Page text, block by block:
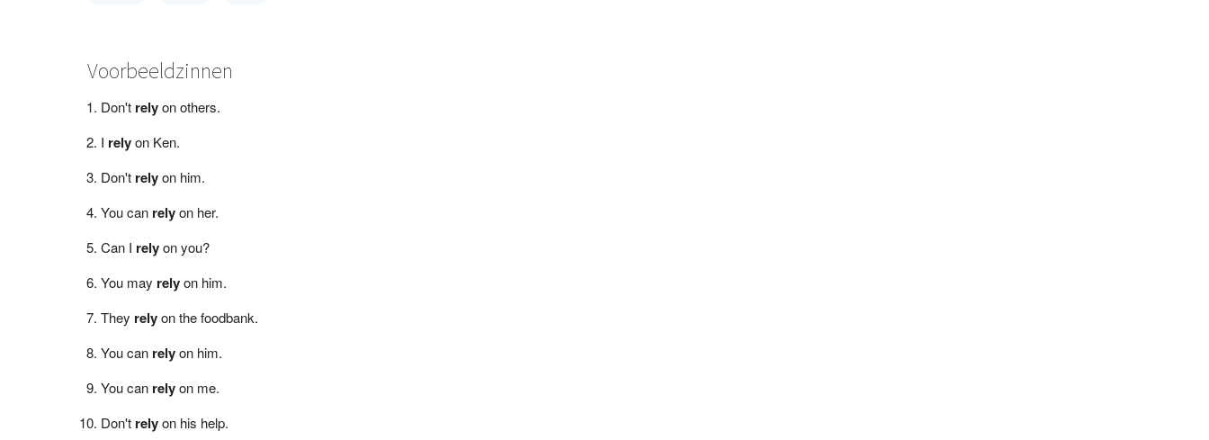
Voorbeeldzinnen
Don't relyon others.
I relyon Ken.
Don't relyon him.
You can relyon her.
Can I relyon you?
You may relyon him.
They relyon the foodbank.
You can relyon him.
You can relyon me.
Don't relyon his help.